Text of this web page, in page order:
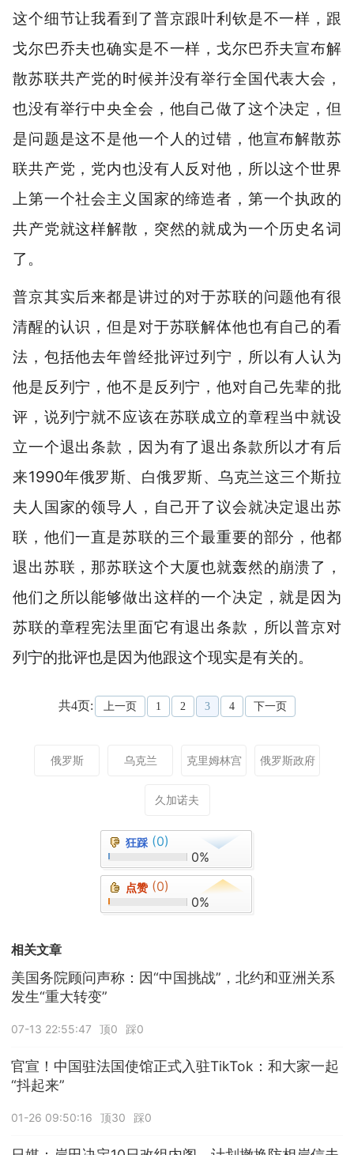
这个细节让我看到了普京跟叶利钦是不一样，跟
戈尔巴乔夫也确实是不一样，戈尔巴乔夫宣布解
散苏联共产党的时候并没有举行全国代表大会，
也没有举行中央全会，他自己做了这个决定，但
是问题是这不是他一个人的过错，他宣布解散苏
联共产党，党内也没有人反对他，所以这个世界
上第一个社会主义国家的缔造者，第一个执政的
共产党就这样解散，突然的就成为一个历史名词
了。
普京其实后来都是讲过的对于苏联的问题他有很
清醒的认识，但是对于苏联解体他也有自己的看
法，包括他去年曾经批评过列宁，所以有人认为
他是反列宁，他不是反列宁，他对自己先辈的批
评，说列宁就不应该在苏联成立的章程当中就设
立一个退出条款，因为有了退出条款所以才有后
来1990年俄罗斯、白俄罗斯、乌克兰这三个斯拉
夫人国家的领导人，自己开了议会就决定退出苏
联，他们一直是苏联的三个最重要的部分，他都
退出苏联，那苏联这个大厦也就轰然的崩溃了，
他们之所以能够做出这样的一个决定，就是因为
苏联的章程宪法里面它有退出条款，所以普京对
列宁的批评也是因为他跟这个现实是有关的。
共4页: 上一页 1 2 3 4 下一页
俄罗斯 乌克兰 克里姆林宫 俄罗斯政府
久加诺夫
狂踩 (0)
0%
点赞 (0)
0%
相关文章
美国务院顾问声称：因“中国挑战”，北约和亚洲关系
发生“重大转变”
07-13 22:55:47 顶0 踩0
官宣！中国驻法国使馆正式入驻TikTok：和大家一起
“抖起来”
01-26 09:50:16 顶30 踩0